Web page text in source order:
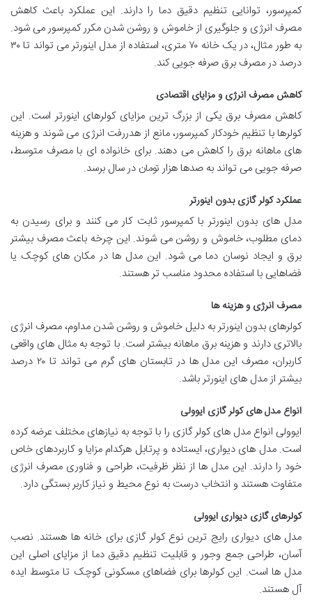
کمپرسور، توانایی تنظیم دقیق دما را دارند. این عملکرد باعث کاهش
مصرف انرژی و جلوگیری از خاموش و روشن شدن مکرر کمپرسور می شود.
به طور مثال، در یک خانه ۷۰ متری، استفاده از مدل اینورتر می تواند تا ۳۰
درصد در مصرف برق صرفه جویی کند.
کاهش مصرف انرژی و مزایای اقتصادی
کاهش مصرف برق یکی از بزرگ ترین مزایای کولرهای اینورتر است. این
کولرها با تنظیم خودکار کمپرسور، مانع از هدررفت انرژی می شوند و هزینه
های ماهانه برق را کاهش می دهند. برای خانواده ای با مصرف متوسط،
صرفه جویی می تواند به صدها هزار تومان در سال برسد.
عملکرد کولر گازی بدون اینورتر
مدل های بدون اینورتر با کمپرسور ثابت کار می کنند و برای رسیدن به
دمای مطلوب، خاموش و روشن می شوند. این چرخه باعث مصرف بیشتر
برق و ایجاد نوسان دما می شود. این مدل ها در مکان های کوچک یا
فضاهایی با استفاده محدود مناسب تر هستند.
مصرف انرژی و هزینه ها
کولرهای بدون اینورتر به دلیل خاموش و روشن شدن مداوم، مصرف انرژی
بالاتری دارند و هزینه برق ماهانه بیشتر است. با توجه به مثال های واقعی
کاربران، مصرف این مدل ها در تابستان های گرم می تواند تا ۲۰ درصد
بیشتر از مدل های اینورتر باشد.
انواع مدل های کولر گازی ایوولی
ایوولی انواع مدل های کولر گازی را با توجه به نیازهای مختلف عرضه کرده
است. مدل های دیواری، ایستاده و پرتابل هرکدام مزایا و کاربردهای خاص
خود را دارند. این مدل ها از نظر ظرفیت، طراحی و فناوری مصرف انرژی
متفاوت هستند و انتخاب درست به نوع محیط و نیاز کاربر بستگی دارد.
کولرهای گازی دیواری ایوولی
مدل های دیواری رایج ترین نوع کولر گازی برای خانه ها هستند. نصب
آسان، طراحی جمع وجور و قابلیت تنظیم دقیق دما از مزایای اصلی این
مدل ها است. این کولرها برای فضاهای مسکونی کوچک تا متوسط ایده
آل هستند.